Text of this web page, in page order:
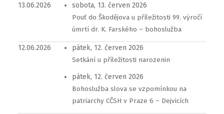
13.06.2026 sobota, 13. červen 2026
Pouť do Škodějova u příležitosti 99. výročí
úmrtí dr. K. Farského – bohoslužba
12.06.2026 pátek, 12. červen 2026
Setkání u příležitosti narozenin
pátek, 12. červen 2026
Bohoslužba slova se vzpomínkou na
patriarchy CČSH v Praze 6 – Dejvicích